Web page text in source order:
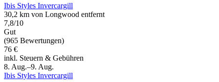
Ibis Styles Invercargill
30,2 km von Longwood entfernt
7,8/10
Gut
(965 Bewertungen)
76 €
inkl. Steuern & Gebühren
8. Aug.–9. Aug.
Ibis Styles Invercargill